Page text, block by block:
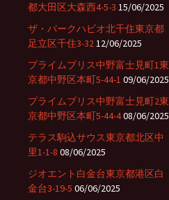
都大田区大森西4-5-3 15/06/2025
ザ・パークハビオ北千住東京都
足立区千住3-3212/06/2025
プライムブリス中野富士見町1東
京都中野区本町5-44-1 09/06/2025
プライムブリス中野富士見町2東
京都中野区本町5-44-408/06/2025
テラス駒込サウス東京都北区中
里1-1-8 08/06/2025
ジオエント白金台東京都港区白
金台3-19-5 06/06/2025